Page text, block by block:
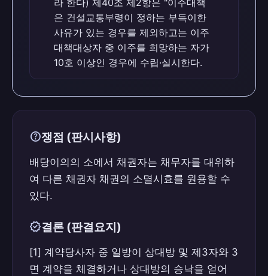
법률 제8665호로 개정되기 전의 것, 이하
‘구 공익사업법’이라 한다) 제78조 제1항은
사업시행자의 이주대책 수립·실시의무를 정
하고 있고, 구 공익사업을 위한 토지 등의
라 한다) 제40조 제2항은 "이주대책
은 건설교통부령이 정하는 부득이한
사유가 있는 경우를 제외하고는 이주
대책대상자 중 이주를 희망하는 자가
10호 이상인 경우에 수립·실시한다.
대통령령 제20722호로 개정되기 전의 것,
40조 제2항은 "이주대책은 건설교통부령이
정하는 부득이한 사유가 있는 경우를 제외
하고는 이주대책대상자 중 이주를 희망하는
help쟁점 (판시사항)
배당이의의 소에서 채권자는 채무자를 대위하
여 다른 채권자 채권의 소멸시효를 원용할 수
있다.
verified결론 (판결요지)
[1] 계약당사자 중 일방이 상대방 및 제3자와 3
면 계약을 체결하거나 상대방의 승낙을 얻어